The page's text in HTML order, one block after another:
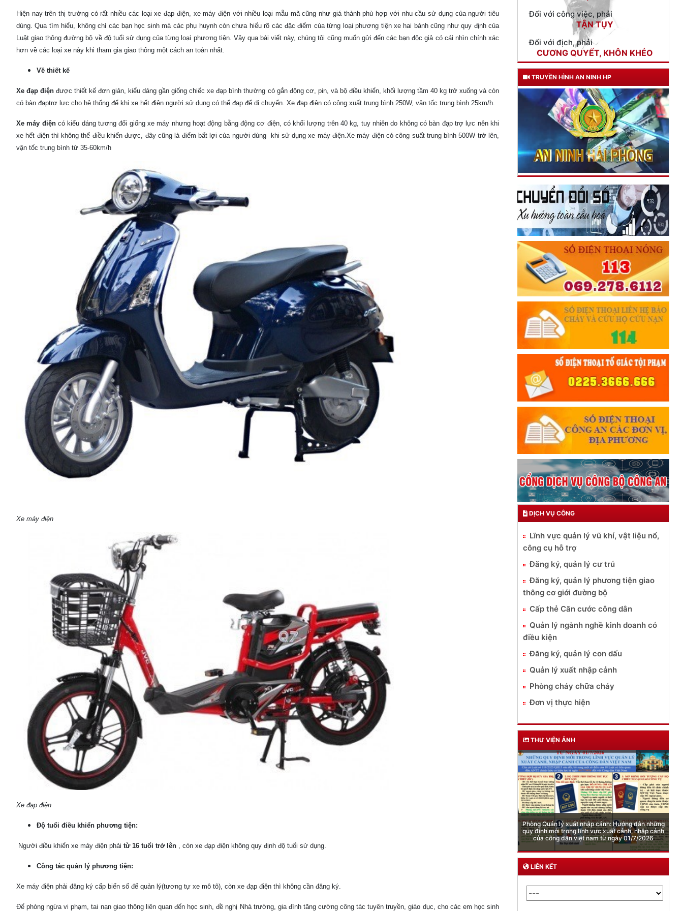
Hiện nay trên thị trường có rất nhiều các loại xe đạp điện, xe máy điện với nhiều loại mẫu mã cũng như giá thành phù hợp với nhu cầu sử dụng của người tiêu
dùng. Qua tìm hiểu, không chỉ các bạn học sinh mà các phụ huynh còn chưa hiểu rõ các đặc điểm của từng loại phương tiện xe hai bánh cũng như quy định của
Luật giao thông đường bộ về độ tuổi sử dụng của từng loại phương tiện. Vậy qua bài viết này, chúng tôi cũng muốn gửi đến các bạn độc giả có cái nhìn chính xác
hơn về các loại xe này khi tham gia giao thông một cách an toàn nhất.
Về thiết kế
Xe đạp điện được thiết kế đơn giản, kiểu dáng gần giống chiếc xe đạp bình thường có gắn động cơ, pin, và bộ điều khiển, khối lượng tầm 40 kg trở xuống và còn
có bàn đạptrợ lực cho hệ thống để khi xe hết điện người sử dụng có thể đạp để di chuyển. Xe đạp điện có công xuất trung bình 250W, vận tốc trung bình 25km/h.
Xe máy điệncó kiểu dáng tương đối giống xe máy nhưng hoạt động bằng động cơ điện, có khối lượng trên 40 kg, tuy nhiên do không có bàn đạp trợ lực nên khi
xe hết điện thì không thể điều khiển được, đây cũng là điểm bất lợi của người dùng khi sử dụng xe máy điện.Xe máy điện có công suất trung bình 500W trở lên,
vận tốc trung bình từ 35-60km/h
Xe máy điện
Xe đạp điện
Độ tuổi điều khiển phương tiện:
Người điều khiển xe máy điện phải từ 16 tuổi trở lên , còn xe đạp điện không quy định độ tuổi sử dụng.
Công tác quản lý phương tiện:
Xe máy điện phải đăng ký cấp biển số để quản lý(tương tự xe mô tô), còn xe đạp điện thì không cần đăng ký.
Để phòng ngừa vi phạm, tai nạn giao thông liên quan đến học sinh, đề nghị Nhà trường, gia đình tăng cường công tác tuyên truyền, giáo dục, cho các em học sinh
Đối với địch, phải
CƯƠNG QUYẾT, KHÔN KHÉO
Trích thư Chủ tịch Hồ Chí Minh
gửi Công an Khu XII,
ngày 11 tháng 3 năm 1948.
TRUYỀN HÌNH AN NINH HP
DỊCH VỤ CÔNG
Lĩnh vực quản lý vũ khí, vật liệu nổ,
công cụ hỗ trợ
Đăng ký, quản lý cư trú
Đăng ký, quản lý phương tiện giao
thông cơ giới đường bộ
Cấp thẻ Căn cước công dân
Quản lý ngành nghề kinh doanh có
điều kiện
Đăng ký, quản lý con dấu
Quản lý xuất nhập cảnh
Phòng cháy chữa cháy
Đơn vị thực hiện
THƯ VIỆN ẢNH
Cảnh báo việc sử dụng “Pod chill” chứa Etomidate
LIÊN KẾT